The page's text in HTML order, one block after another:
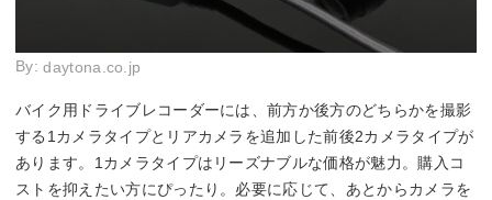
By:daytona.co.jp
バイク用ドライブレコーダーには、前方か後方のどちらかを撮影
する1カメラタイプとリアカメラを追加した前後2カメラタイプが
あります。1カメラタイプはリーズナブルな価格が魅力。購入コ
ストを抑えたい方にぴったり。必要に応じて、あとからカメラを